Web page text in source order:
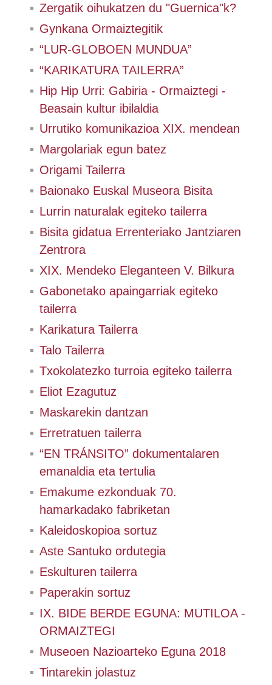
Zergatik oihukatzen du "Guernica"k?
Gynkana Ormaiztegitik
“LUR-GLOBOEN MUNDUA”
“KARIKATURA TAILERRA”
Hip Hip Urri: Gabiria - Ormaiztegi -
Beasain kultur ibilaldia
Urrutiko komunikazioa XIX. mendean
Margolariak egun batez
Origami Tailerra
Baionako Euskal Museora Bisita
Lurrin naturalak egiteko tailerra
Bisita gidatua Errenteriako Jantziaren
Zentrora
XIX. Mendeko Eleganteen V. Bilkura
Gabonetako apaingarriak egiteko
tailerra
Karikatura Tailerra
Talo Tailerra
Txokolatezko turroia egiteko tailerra
Eliot Ezagutuz
Maskarekin dantzan
Erretratuen tailerra
“EN TRÁNSITO” dokumentalaren
emanaldia eta tertulia
Emakume ezkonduak 70.
hamarkadako fabriketan
Kaleidoskopioa sortuz
Aste Santuko ordutegia
Eskulturen tailerra
Paperakin sortuz
IX. BIDE BERDE EGUNA: MUTILOA -
ORMAIZTEGI
Museoen Nazioarteko Eguna 2018
Tintarekin jolastuz